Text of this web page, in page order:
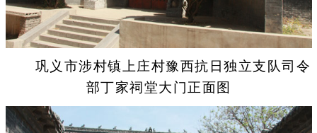
巩义市涉村镇上庄村豫西抗日独立支队司令
部丁家祠堂大门正面图